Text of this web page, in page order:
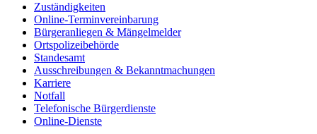
Zuständigkeiten
Online-Terminvereinbarung
Bürgeranliegen & Mängelmelder
Ortspolizeibehörde
Standesamt
Ausschreibungen & Bekanntmachungen
Karriere
Notfall
Telefonische Bürgerdienste
Online-Dienste